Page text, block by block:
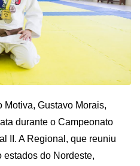
Gustavo Morais,
durante o Campeonato
II. A Regional, que reuniu
estados do Nordeste,